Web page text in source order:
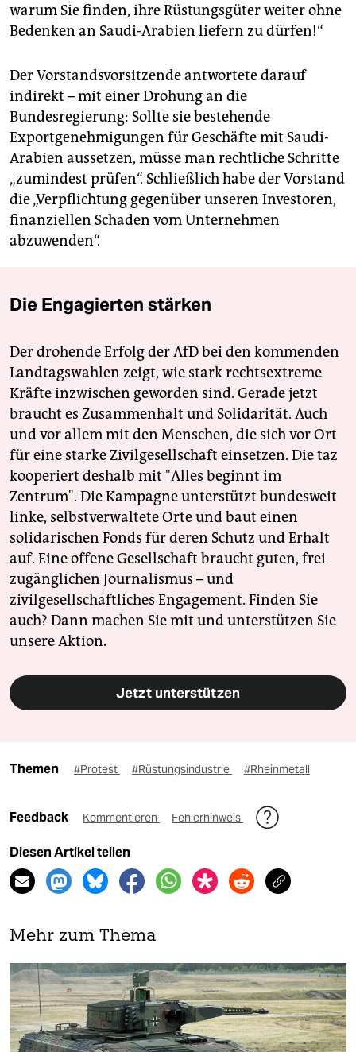
warum Sie finden, ihre Rüstungsgüter weiter ohne
Bedenken an Saudi-Arabien liefern zu dürfen!“
Der Vorstandsvorsitzende antwortete darauf
indirekt – mit einer Drohung an die
Bundesregierung: Sollte sie bestehende
Exportgenehmigungen für Geschäfte mit Saudi-
Arabien aussetzen, müsse man rechtliche Schritte
„zumindest prüfen“. Schließlich habe der Vorstand
die „Verpflichtung gegenüber unseren Investoren,
finanziellen Schaden vom Unternehmen
abzuwenden“.
Die Engagierten stärken
Der drohende Erfolg der AfD bei den kommenden
Landtagswahlen zeigt, wie stark rechtsextreme
Kräfte inzwischen geworden sind. Gerade jetzt
braucht es Zusammenhalt und Solidarität. Auch
und vor allem mit den Menschen, die sich vor Ort
für eine starke Zivilgesellschaft einsetzen. Die taz
kooperiert deshalb mit "Alles beginnt im
Zentrum". Die Kampagne unterstützt bundesweit
linke, selbstverwaltete Orte und baut einen
solidarischen Fonds für deren Schutz und Erhalt
auf. Eine offene Gesellschaft braucht guten, frei
zugänglichen Journalismus – und
zivilgesellschaftliches Engagement. Finden Sie
auch? Dann machen Sie mit und unterstützen Sie
unsere Aktion.
Jetzt unterstützen
Themen #Protest #Rüstungsindustrie #Rheinmetall
Feedback Kommentieren Fehlerhinweis
Diesen Artikel teilen
Mehr zum Thema